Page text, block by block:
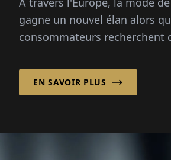
gagne un nouvel élan alors
consommateurs recherchent
vêtements.
EN SAVOIR PLUS